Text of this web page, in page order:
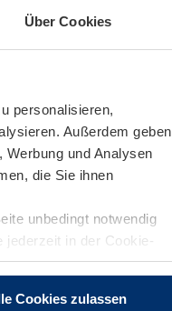
Über Cookies
personalisieren,
Außerdem geben
und Analysen
die Sie ihnen
unbedingt notwendig
jederzeit in der Cookie-
Cookies zulassen
im